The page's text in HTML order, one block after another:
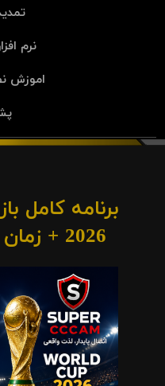
نرم
اموزش
برنامه کامل
2026 + زمان پخش و کانال‌ها